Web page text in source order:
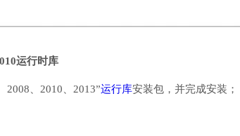
运行时库
2008、2010、2013”运行库安装包，并完成安装；